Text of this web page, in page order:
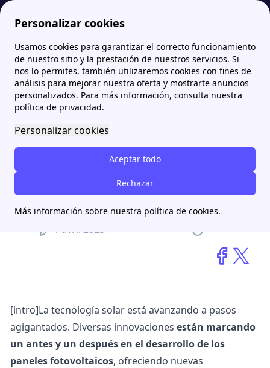
Personalizar cookies
Usamos cookies para garantizar el correcto funcionamiento
de nuestro sitio y la prestación de nuestros servicios. Si
nos lo permites, también utilizaremos cookies con fines de
análisis para mejorar nuestra oferta y mostrarte anuncios
personalizados. Para más información, consulta nuestra
política de privacidad.
Personalizar cookies
Aceptar todo
Rechazar
Más información sobre nuestra política de cookies.
Papernest.es blog El futuro brillante de la energía solar: cinco innovaciones que están cambiando los paneles fotovoltaicos
El futuro brillante de la
energía solar: cinco
innovaciones que están
cambiando los paneles
fotovoltaicos
Daniel Pérez Ibarra
1 avril 2025
[intro]La tecnología solar está avanzando a pasos
agigantados. Diversas innovaciones están marcando
un antes y un después en el desarrollo de los
paneles fotovoltaicos, ofreciendo nuevas